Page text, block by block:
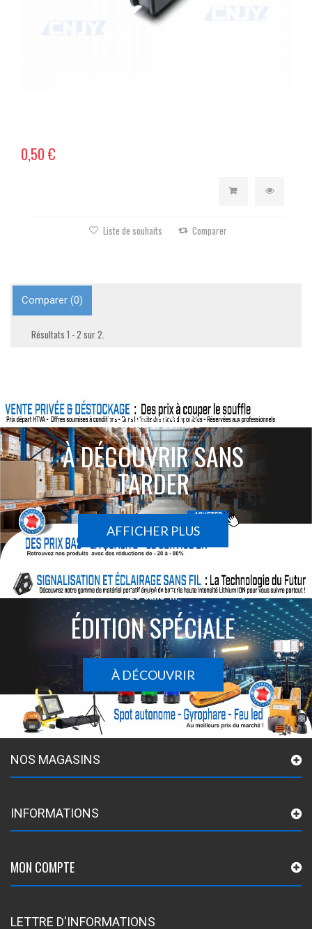
0,50 €
Liste de souhaits Comparer
Comparer (0)
Résultats 1 - 2 sur 2.
ACTIONS SPÉCIALES
À DÉCOUVRIR SANS
TARDER
AFFICHER PLUS
Le sans-fil
ÉDITION SPÉCIALE
À DÉCOUVRIR
NOS MAGASINS
INFORMATIONS
MON COMPTE
LETTRE D'INFORMATIONS